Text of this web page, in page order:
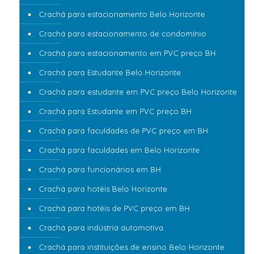
Crachá para estacionamento Belo Horizonte
Crachá para estacionamento de condomínio
Crachá para estacionamento em PVC preço BH
Crachá para Estudante Belo Horizonte
Crachá para estudante em PVC preço Belo Horizonte
Crachá para Estudante em PVC preço BH
Crachá para faculdades de PVC preço em BH
Crachá para faculdades em Belo Horizonte
Crachá para funcionários em BH
Crachá para hotéis Belo Horizonte
Crachá para hotéis de PVC preço em BH
Crachá para indústria automotiva
Crachá para instituições de ensino Belo Horizonte